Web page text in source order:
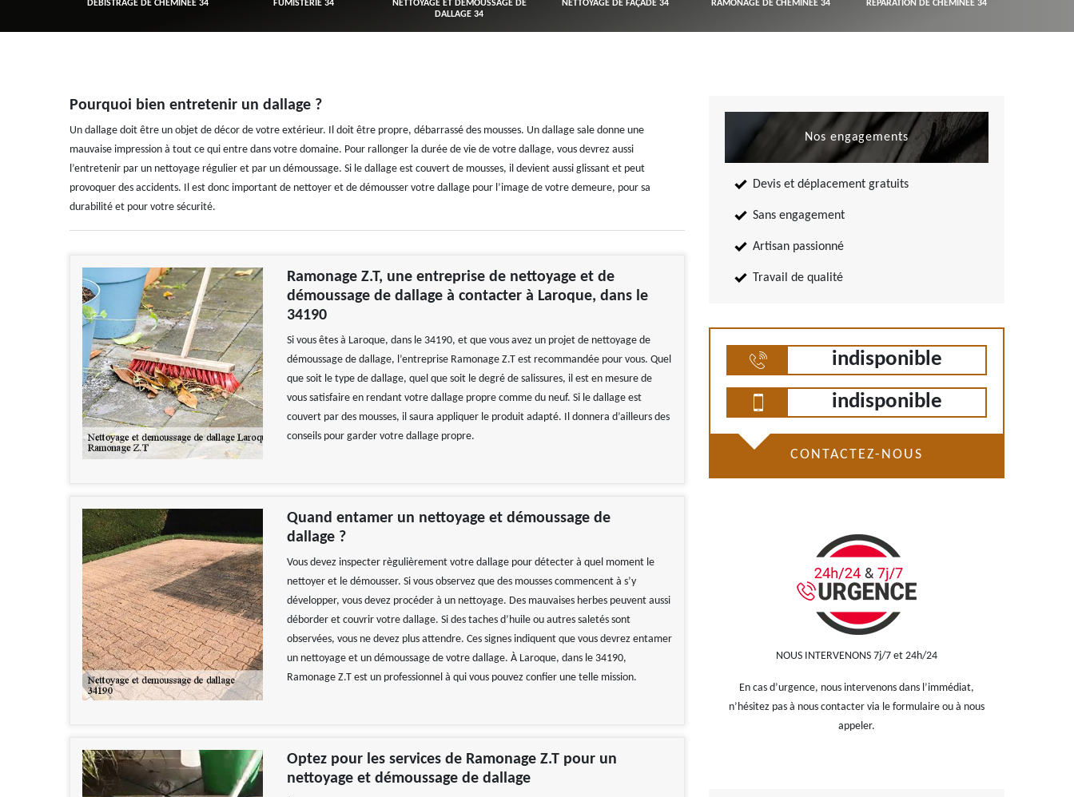
DÉBISTRAGE DE CHEMINÉE 34 FUMISTERIE 34
NETTOYAGE ET DÉMOUSSAGE DE
DALLAGE 34
NETTOYAGE DE FAÇADE 34 RAMONAGE DE CHEMINÉE 34 RÉPARATION DE CHEMINÉE 34
Pourquoi bien entretenir un dallage ?
Un dallage doit être un objet de décor de votre extérieur. Il doit être propre, débarrassé des mousses. Un dallage sale donne une
mauvaise impression à tout ce qui entre dans votre domaine. Pour rallonger la durée de vie de votre dallage, vous devrez aussi
l’entretenir par un nettoyage régulier et par un démoussage. Si le dallage est couvert de mousses, il devient aussi glissant et peut
provoquer des accidents. Il est donc important de nettoyer et de démousser votre dallage pour l’image de votre demeure, pour sa
durabilité et pour votre sécurité.
Ramonage Z.T, une entreprise de nettoyage et de
démoussage de dallage à contacter à Laroque, dans le
34190
Si vous êtes à Laroque, dans le 34190, et que vous avez un projet de nettoyage de
démoussage de dallage, l’entreprise Ramonage Z.T est recommandée pour vous. Quel
que soit le type de dallage, quel que soit le degré de salissures, il est en mesure de
vous satisfaire en rendant votre dallage propre comme du neuf. Si le dallage est
couvert par des mousses, il saura appliquer le produit adapté. Il donnera d’ailleurs des
conseils pour garder votre dallage propre.
Quand entamer un nettoyage et démoussage de
dallage ?
Vous devez inspecter règulièrement votre dallage pour détecter à quel moment le
nettoyer et le démousser. Si vous observez que des mousses commencent à s’y
développer, vous devez procéder à un nettoyage. Des mauvaises herbes peuvent aussi
déborder et couvrir votre dallage. Si des taches d’huile ou autres saletés sont
observées, vous ne devez plus attendre. Ces signes indiquent que vous devrez entamer
un nettoyage et un démoussage de votre dallage. À Laroque, dans le 34190,
Ramonage Z.T est un professionnel à qui vous pouvez confier une telle mission.
Optez pour les services de Ramonage Z.T pour un
nettoyage et démoussage de dallage
Nos engagements
Devis et déplacement gratuits
Sans engagement
Artisan passionné
Travail de qualité
indisponible
indisponible
CONTACTEZ-NOUS
NOUS INTERVENONS 7j/7 et 24h/24
En cas d’urgence, nous intervenons dans l’immédiat,
n’hésitez pas à nous contacter via le formulaire ou à nous
appeler.